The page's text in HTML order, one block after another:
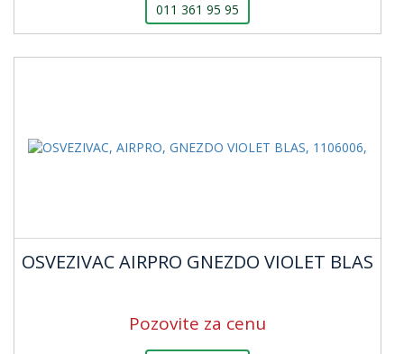
011 361 95 95
OSVEZIVAC AIRPRO GNEZDO VIOLET BLAS
Pozovite za cenu